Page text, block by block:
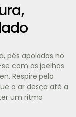
pés apoiados no
com os joelhos
Respire pelo
o ar desça até a
um ritmo